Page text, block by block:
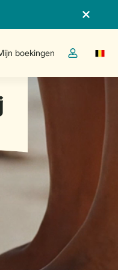
boekingen
Open de